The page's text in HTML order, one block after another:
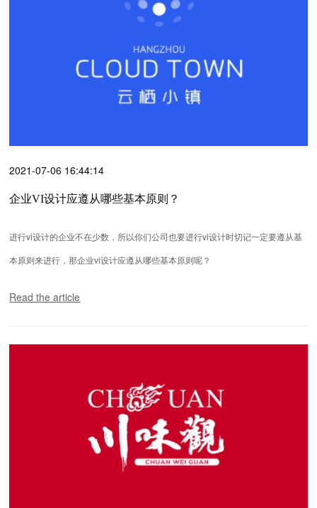
2021-07-06 16:44:14
企业VI设计应遵从哪些基本原则？
进行vi设计的企业不在少数，所以你们公司也要进行vi设计时切记一定要遵从基
本原则来进行，那企业vi设计应遵从哪些基本原则呢？
Read the article